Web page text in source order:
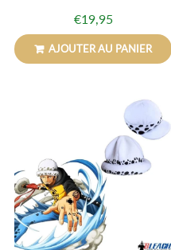
Prix
régulier
€19,95€19,95
AJOUTER AU PANIER